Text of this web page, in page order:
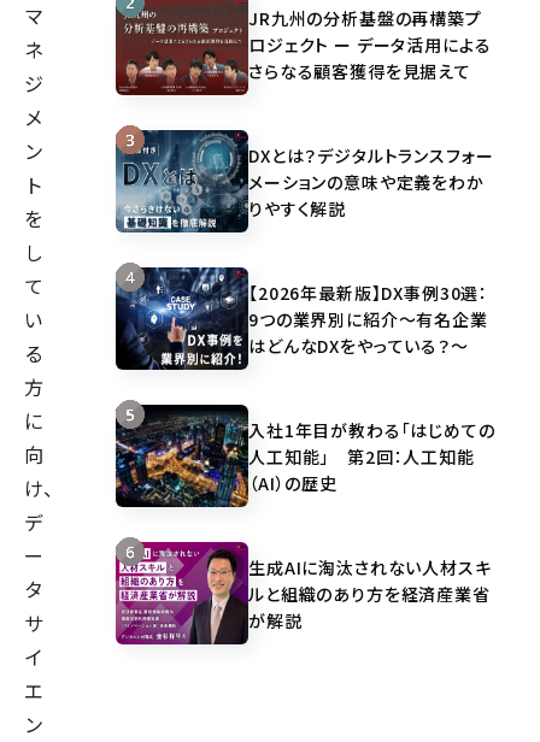
マ
ネ
ジ
メ
ン
ト
を
し
て
い
る
方
に
向
け、
デ
ー
タ
サ
イ
エ
ン
JR九州の分析基盤の再構築プ
ロジェクト ー データ活用による
さらなる顧客獲得を見据えて
DXとは？デジタルトランスフォー
メーションの意味や定義をわか
りやすく解説
【2026年最新版】DX事例30選：
9つの業界別に紹介～有名企業
はどんなDXをやっている？～
入社1年目が教わる「はじめての
人工知能」 第2回：人工知能
（AI）の歴史
生成AIに淘汰されない人材スキ
ルと組織のあり方を経済産業省
が解説